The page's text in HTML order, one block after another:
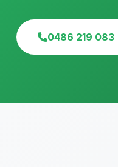
0486 219 083